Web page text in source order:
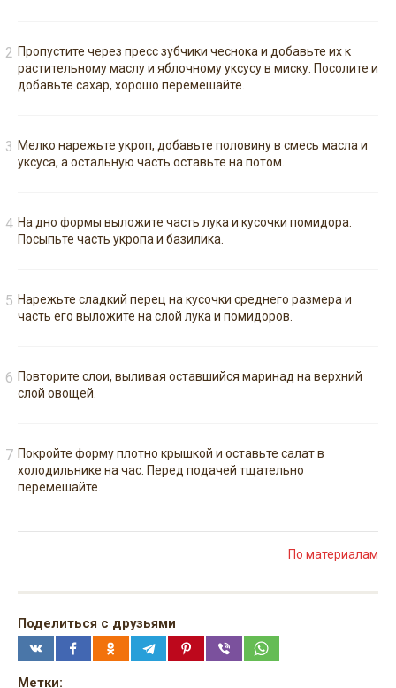
Пропустите через пресс зубчики чеснока и добавьте их к
растительному маслу и яблочному уксусу в миску. Посолите и
добавьте сахар, хорошо перемешайте.
Мелко нарежьте укроп, добавьте половину в смесь масла и
уксуса, а остальную часть оставьте на потом.
На дно формы выложите часть лука и кусочки помидора.
Посыпьте часть укропа и базилика.
Нарежьте сладкий перец на кусочки среднего размера и
часть его выложите на слой лука и помидоров.
Повторите слои, выливая оставшийся маринад на верхний
слой овощей.
Покройте форму плотно крышкой и оставьте салат в
холодильнике на час. Перед подачей тщательно
перемешайте.
По материалам
Поделиться с друзьями
Метки: